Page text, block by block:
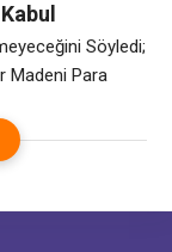
Yanlış Söyledi;
Madeni Para